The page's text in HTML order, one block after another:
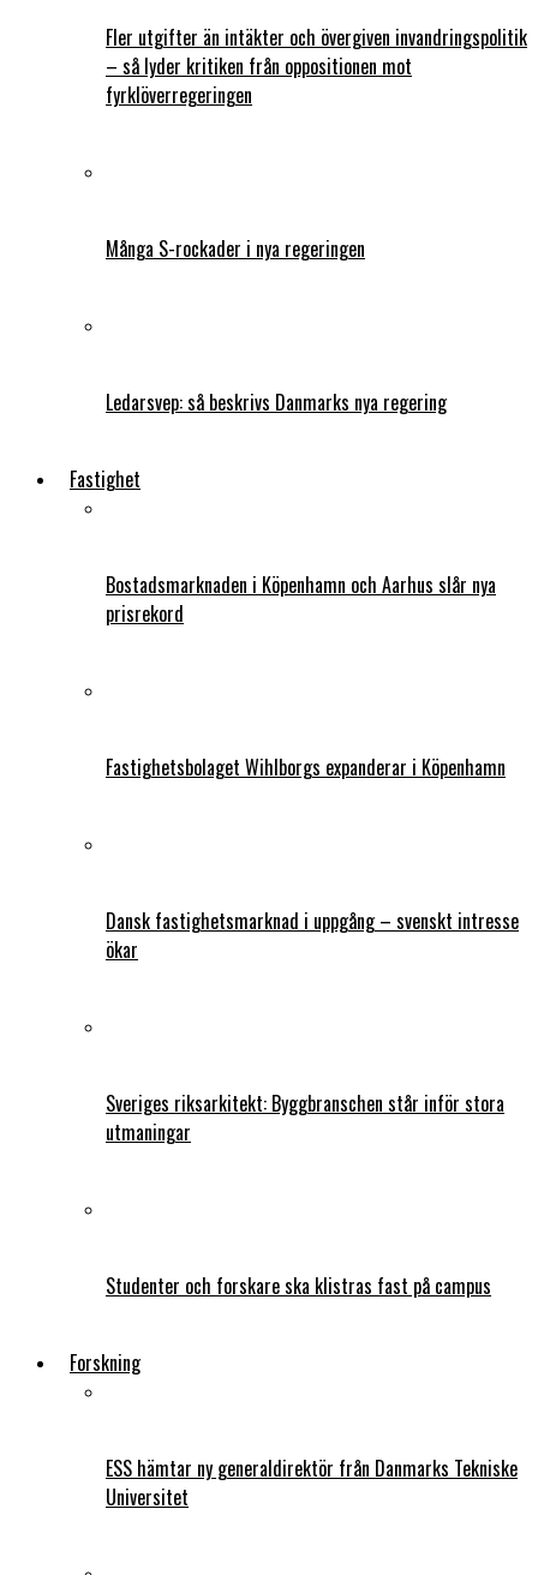
Fler utgifter än intäkter och övergiven invandringspolitik
– så lyder kritiken från oppositionen mot
fyrklöverregeringen
Många S-rockader i nya regeringen
Ledarsvep: så beskrivs Danmarks nya regering
Fastighet
Bostadsmarknaden i Köpenhamn och Aarhus slår nya
prisrekord
Fastighetsbolaget Wihlborgs expanderar i Köpenhamn
Dansk fastighetsmarknad i uppgång – svenskt intresse
ökar
Sveriges riksarkitekt: Byggbranschen står inför stora
utmaningar
Studenter och forskare ska klistras fast på campus
Forskning
ESS hämtar ny generaldirektör från Danmarks Tekniske
Universitet